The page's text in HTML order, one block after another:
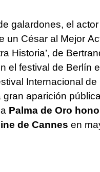
galardones, el
un César al Mejor
Historia’, de
el festival de Berlín
Internacional de
gran aparición
Palma de Oro
de Cannes en